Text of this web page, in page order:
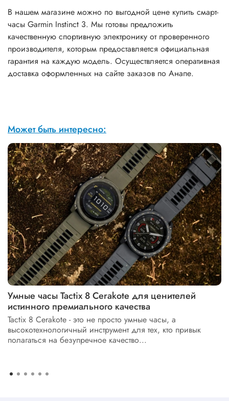
В нашем магазине можно по выгодной цене купить смарт-
часы Garmin Instinct 3. Мы готовы предложить
качественную спортивную электронику от проверенного
производителя, которым предоставляется официальная
гарантия на каждую модель. Осуществляется оперативная
доставка оформленных на сайте заказов по Анапе.
Может быть интересно:
Умные часы Tactix 8 Cerakote для ценителей
истинного премиального качества
Tactix 8 Cerakote - это не просто умные часы, а
высокотехнологичный инструмент для тех, кто привык
полагаться на безупречное качество...